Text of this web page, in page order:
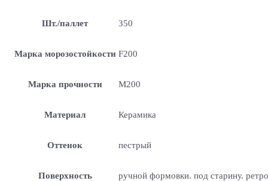
Шт./паллет 350
Марка морозостойкости F200
Марка прочности М200
Материал Керамика
Оттенок пестрый
Поверхность ручной формовки. под старину. ретро